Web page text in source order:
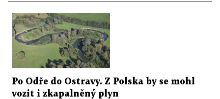
Po Odře do Ostravy. Z Polska by se mohl
vozit i zkapalněný plyn